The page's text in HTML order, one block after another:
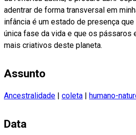
adentrar de forma transversal em
infância é um estado de presença
única fase da vida e que os pássaros
mais criativos deste planeta.
Assunto
Ancestralidade | coleta | humano-
Data